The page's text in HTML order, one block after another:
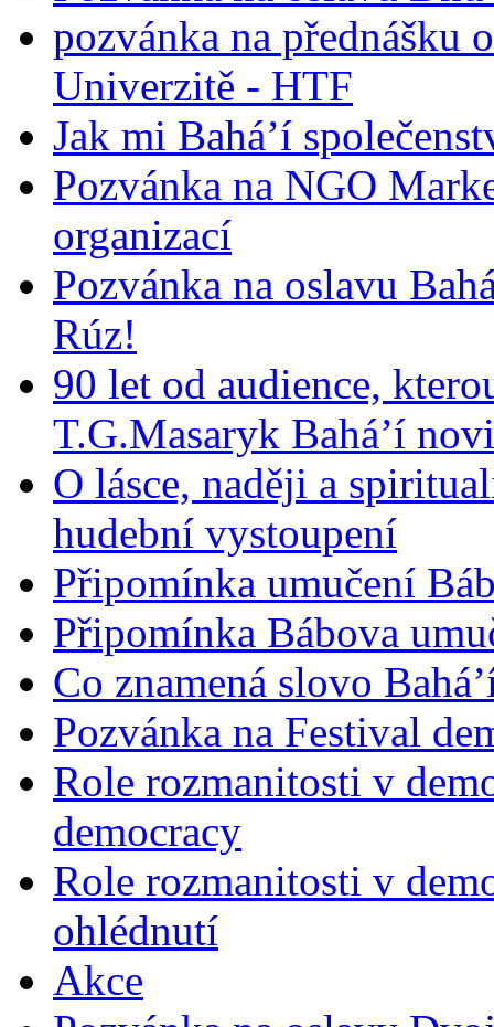
pozvánka na přednášku
Univerzitě - HTF
Jak mi Bahá’í
Pozvánka na NGO
organizací
Pozvánka na oslavu
Rúz!
90 let od audience,
T.G.Masaryk Bahá’í
O lásce, naději a
hudební vystoupení
Připomínka umučení
Připomínka Bábova
Co znamená slovo
Pozvánka na Festival
Role rozmanitosti v
democracy
Role rozmanitosti v
ohlédnutí
Akce